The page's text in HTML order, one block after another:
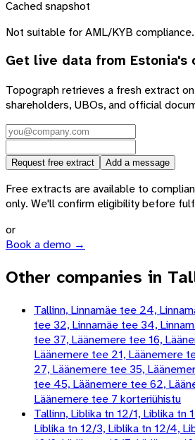
Cached snapshot
Not suitable for AML/KYB compliance.
Get live data from Estonia's
Topograph retrieves a fresh extract
shareholders, UBOs, and official
Request free extract Add a message
Free extracts are available to
only. We'll confirm eligibility before
or
Book a demo →
Other companies in
Tallinn, Linnamäe tee 24,
tee 32, Linnamäe tee 34,
tee 37, Läänemere tee 16,
Läänemere tee 21, Läänemere
27, Läänemere tee 35,
tee 45, Läänemere tee 62,
Läänemere tee 7 korteriühistu
Tallinn, Liblika tn 12/1, Liblika tn
Liblika tn 12/3, Liblika tn 12/4,